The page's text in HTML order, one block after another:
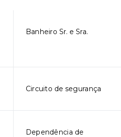
Banheiro Sr. e Sra.
Circuito de segurança
Dependência de